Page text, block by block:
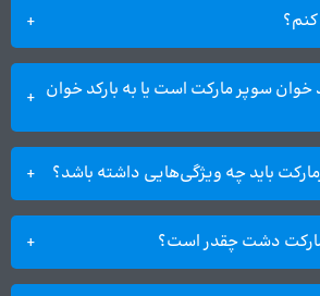
خوان سوپر‌ مارکت است یا به بارکد خوان
باید چه ویژگی‌هایی داشته باشد؟
دشت چقدر است؟